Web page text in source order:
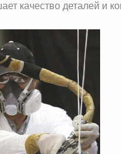
качество деталей и